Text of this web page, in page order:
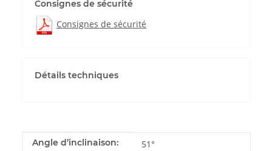
Consignes de sécurité
Consignes de sécurité
Détails techniques
Propriété du produit
Valeur
Angle d’inclinaison: 51°